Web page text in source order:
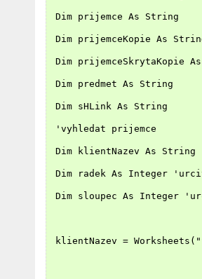
Dim prijemce As String
Dim prijemceKopie As
Dim prijemceSkrytaKopie
Dim predmet As String
Dim sHLink As String
'vyhledat prijemce
Dim klientNazev As String
Dim radek As Integer
Dim sloupec As Integer
klientNazev =